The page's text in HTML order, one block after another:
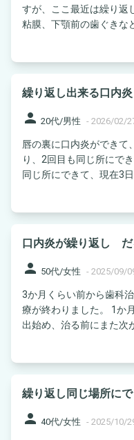
すが、ここ最近は繰り返
粘膜、下顎前の歯ぐきな
繰り返し出来る口内炎
person 20代/男性 - 2026/02/
唇の裏に口内炎ができて
り、2回目も同じ所にで
同じ所にできて、現在3日
口内炎が繰り返し
person 50代/女性 - 2025/09/
3か月くらい前から歯科
療が終わりました。 1か
出始め、治る前にまた次
繰り返し同じ場所に
person 40代/女性 - 2025/10/